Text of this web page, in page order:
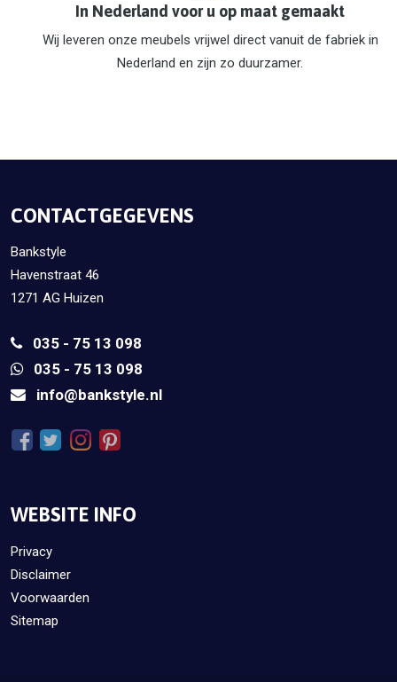
In Nederland voor u op maat gemaakt
Wij leveren onze meubels vrijwel direct vanuit de fabriek in
Nederland en zijn zo duurzamer.
CONTACTGEGEVENS
Bankstyle
Havenstraat 46
1271 AG Huizen
035 - 75 13 098
035 - 75 13 098
info@bankstyle.nl
WEBSITE INFO
Privacy
Disclaimer
Voorwaarden
Sitemap